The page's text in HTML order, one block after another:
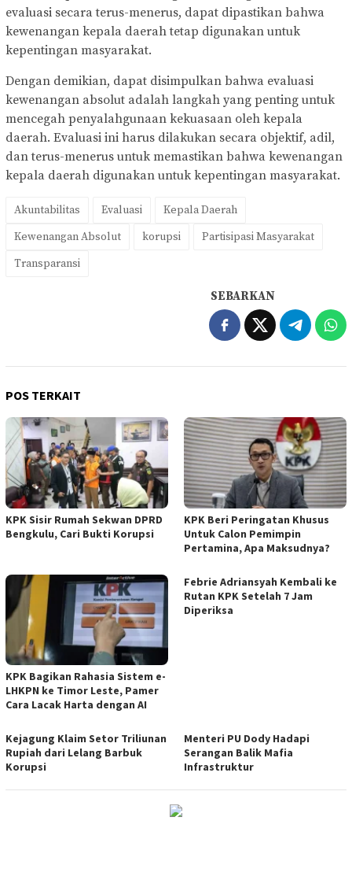
evaluasi secara terus-menerus, dapat dipastikan bahwa
kewenangan kepala daerah tetap digunakan untuk
kepentingan masyarakat.
Dengan demikian, dapat disimpulkan bahwa evaluasi
kewenangan absolut adalah langkah yang penting untuk
mencegah penyalahgunaan kekuasaan oleh kepala
daerah. Evaluasi ini harus dilakukan secara objektif, adil,
dan terus-menerus untuk memastikan bahwa kewenangan
kepala daerah digunakan untuk kepentingan masyarakat.
Akuntabilitas Evaluasi
Kepala Daerah
Kewenangan Absolut
korupsi
Partisipasi Masyarakat
Transparansi
SEBARKAN
POS TERKAIT
KPK Sisir Rumah Sekwan DPRD
Bengkulu, Cari Bukti Korupsi
KPK Beri Peringatan Khusus
Untuk Calon Pemimpin
Pertamina, Apa Maksudnya?
KPK Bagikan Rahasia Sistem e-
LHKPN ke Timor Leste, Pamer
Cara Lacak Harta dengan AI
Febrie Adriansyah Kembali ke
Rutan KPK Setelah 7 Jam
Diperiksa
Kejagung Klaim Setor Triliunan
Rupiah dari Lelang Barbuk
Korupsi
Menteri PU Dody Hadapi
Serangan Balik Mafia
Infrastruktur